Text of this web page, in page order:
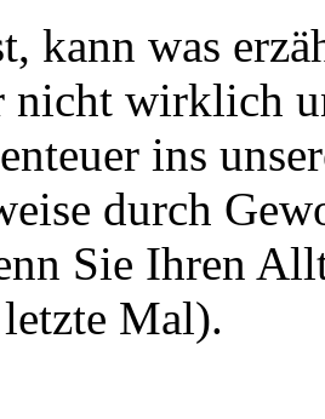
kann was
nicht wirklich
ins
durch
Sie Ihren
Mal).